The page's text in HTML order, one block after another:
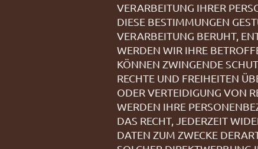
VERARBEITUNG IHRER
DIESE BESTIMMUNGEN
VERARBEITUNG BERUHT,
WERDEN WIR IHRE
KÖNNEN ZWINGENDE
RECHTE UND FREIHEITEN
ODER VERTEIDIGUNG VON
WERDEN IHRE
DAS RECHT, JEDERZEIT
DATEN ZUM ZWECKE